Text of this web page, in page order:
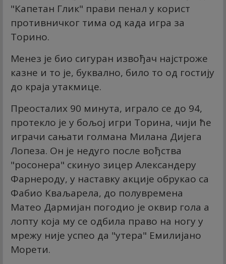
"Капетан Глик" прави пенал у корист
противничког тима од када игра за
Торино.
Менез је био сигуран извођач најстроже
казне и то је, буквално, било то од гостију
до краја утакмице.
Преосталих 90 минута, играло се до 94,
протекло је у бољој игри Торина, чији ће
играчи сањати голмана Милана Дијега
Лопеза. Он је недуго после вођства
"росонера" скинуо зицер Александеру
Фарнероду, у наставку акције обрукао са
Фабио Кваљарела, до полувремена
Матео Дармијан погодио је оквир гола а
лопту која му се одбила право на ногу у
мрежу није успео да "утера" Емилијано
Морети.